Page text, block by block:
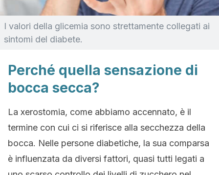
I valori della glicemia sono strettamente collegati ai
sintomi del diabete.
Perché quella sensazione di
bocca secca?
La xerostomia, come abbiamo accennato, è il
termine con cui ci si riferisce alla secchezza della
bocca. Nelle persone diabetiche, la sua comparsa
è influenzata da diversi fattori, quasi tutti legati a